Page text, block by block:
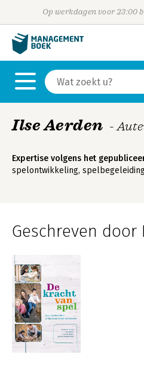
Op werkdagen voor 23:00
Ilse Aerden -
Expertise volgens het
spelontwikkeling,
Geschreven door